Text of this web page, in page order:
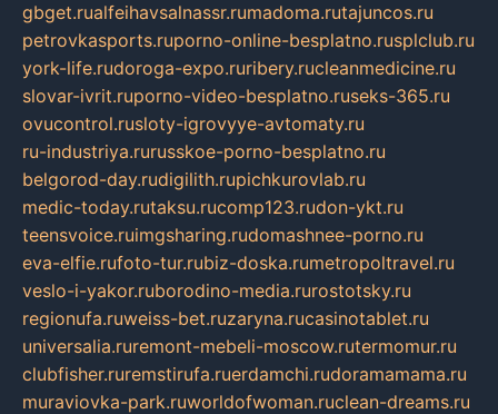
gbget.rualfeihavsalnassr.rumadoma.rutajuncos.ru
petrovkasports.ruporno-online-besplatno.rusplclub.ru
york-life.rudoroga-expo.ruribery.rucleanmedicine.ru
slovar-ivrit.ruporno-video-besplatno.ruseks-365.ru
ovucontrol.rusloty-igrovyye-avtomaty.ru
ru-industriya.rurusskoe-porno-besplatno.ru
belgorod-day.rudigilith.rupichkurovlab.ru
medic-today.rutaksu.rucomp123.rudon-ykt.ru
teensvoice.ruimgsharing.rudomashnee-porno.ru
eva-elfie.rufoto-tur.rubiz-doska.rumetropoltravel.ru
veslo-i-yakor.ruborodino-media.rurostotsky.ru
regionufa.ruweiss-bet.ruzaryna.rucasinotablet.ru
universalia.ruremont-mebeli-moscow.rutermomur.ru
clubfisher.ruremstirufa.ruerdamchi.rudoramamama.ru
muraviovka-park.ruworldofwoman.ruclean-dreams.ru